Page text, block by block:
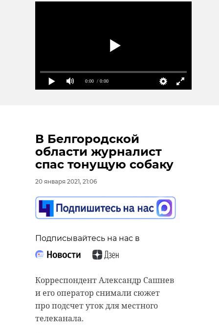
0:00 / 0:00
В Белгородской
области журналист
спас тонущую собаку
20 января 2021, 21:06
Подписывайтесь на нас в
Корреспондент Александр Сашнев
и его оператор снимали сюжет
про подсчет уток для местного
телеканала.